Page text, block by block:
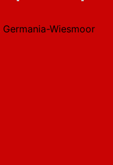
Wiesmoor